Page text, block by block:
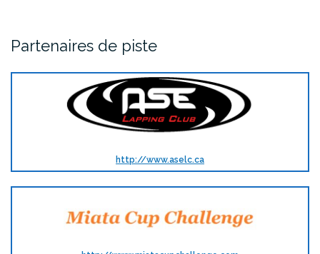
Partenaires de piste
http://www.aselc.ca